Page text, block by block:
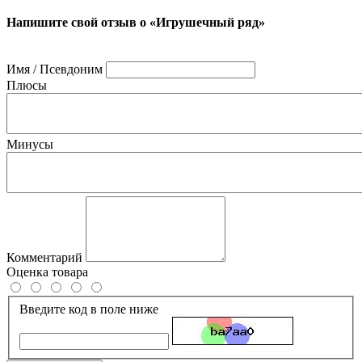
Напишите свой отзыв о «Игрушечный ряд»
Имя / Псевдоним
Плюсы
Минусы
Комментарий
Оценка товара
Введите код в поле ниже